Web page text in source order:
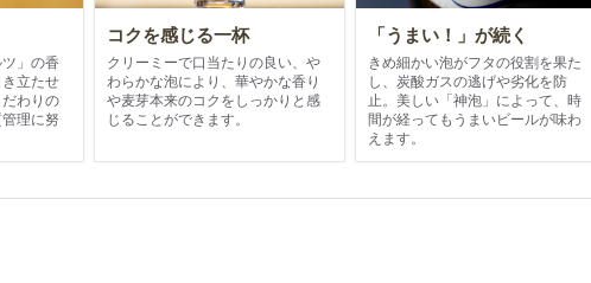
ツ」の香
立たせ
わりの
理に努
コクを感じる一杯
クリーミーで口当たりの良い、や
わらかな泡により、華やかな香り
や麦芽本来のコクをしっかりと感
じることができます。
「うまい！」が続く
きめ細かい泡がフタの役割を果た
し、炭酸ガスの逃げや劣化を防
止。美しい「神泡」によって、時
間が経ってもうまいビールが味わ
えます。